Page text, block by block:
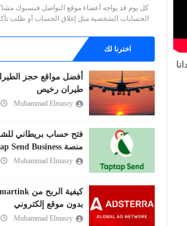
كل يوم قد يواجه أعضاء موقع التواصل فيسبوك
الحسابات الشخصية مثل إغلاق الحساب أو طلب
اخترنا لك
أفضل مواقع حجز
طيران رخيص
Muhammad Elmasry
فتح حساب بريطاني
منصة Taptap Send Business
Muhammad Elmasry
بدون موقع إلكتروني
Muhammad Elmasry